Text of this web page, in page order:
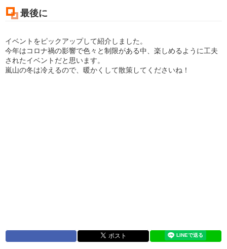
最後に
イベントをピックアップして紹介しました。
今年はコロナ禍の影響で色々と制限がある中、楽しめるように工夫
されたイベントだと思います。
嵐山の冬は冷えるので、暖かくして散策してくださいね！